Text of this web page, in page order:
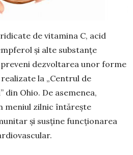
de vitamina C, acid
și alte sub­stanțe
dezvolta­rea unor forme
la „Centrul de
din Ohio. De asemenea,
meniul zilnic întărește
și susține funcționarea